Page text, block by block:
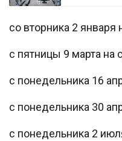
со вторника 2 января
с пятницы 9 марта на
с понедельника 16
с понедельника 30
с понедельника 2